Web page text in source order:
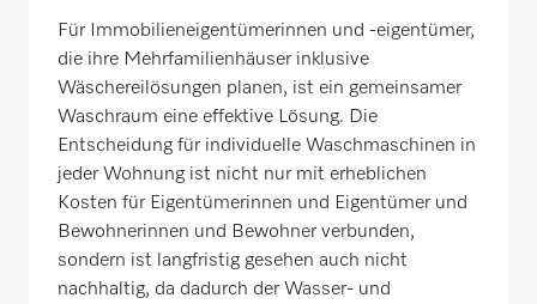
Für Immobilieneigentümerinnen und -eigentümer,
die ihre Mehrfamilienhäuser inklusive
Wäschereilösungen planen, ist ein gemeinsamer
Waschraum eine effektive Lösung. Die
Entscheidung für individuelle Waschmaschinen in
jeder Wohnung ist nicht nur mit erheblichen
Kosten für Eigentümerinnen und Eigentümer und
Bewohnerinnen und Bewohner verbunden,
sondern ist langfristig gesehen auch nicht
nachhaltig, da dadurch der Wasser- und